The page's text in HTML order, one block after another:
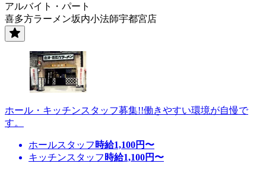
アルバイト・パート
喜多方ラーメン坂内小法師宇都宮店
ホール・キッチンスタッフ募集!!働きやすい環境が自慢で
す。
ホールスタッフ 時給1,100円〜
キッチンスタッフ 時給1,100円〜